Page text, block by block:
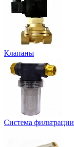
Клапаны
Система фильтрации